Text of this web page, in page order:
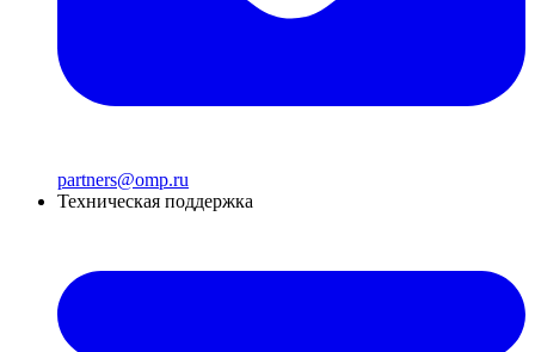
partners@omp.ru
Техническая поддержка